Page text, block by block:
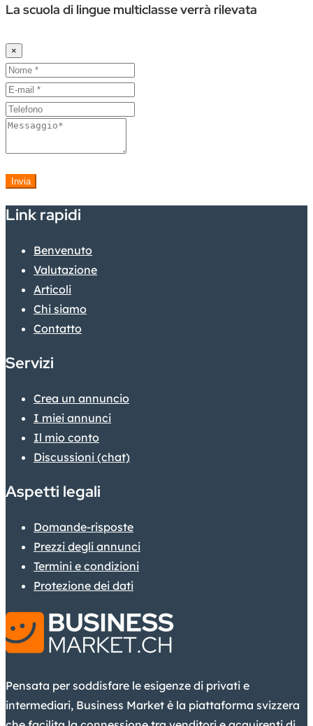
La scuola di lingue multiclasse verrà rilevata
×
Invia
Link rapidi
Benvenuto
Valutazione
Articoli
Chi siamo
Contatto
Servizi
Crea un annuncio
I miei annunci
Il mio conto
Discussioni (chat)
Aspetti legali
Domande-risposte
Prezzi degli annunci
Termini e condizioni
Protezione dei dati
Pensata per soddisfare le esigenze di privati e
intermediari, Business Market è la piattaforma svizzera